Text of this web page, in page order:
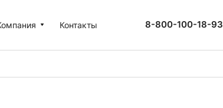
Контакты 8-800-100-18-93